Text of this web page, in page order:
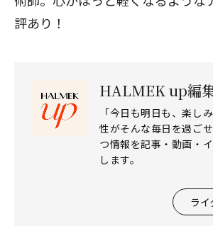
評あり！
HALMEK up編
「今日も明日も、楽し
性がそんな毎日を過ご
つ情報を記事・動画・
します。
ラ